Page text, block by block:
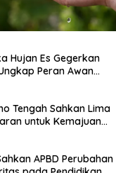
Hujan Es Gegerkan
Peran Awan
Musim
Tengah Sahkan Lima
untuk Kemajuan
APBD Perubahan